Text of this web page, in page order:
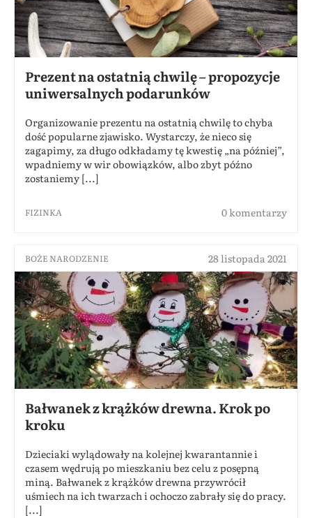
Prezent na ostatnią chwilę – propozycje
uniwersalnych podarunków
Organizowanie prezentu na ostatnią chwilę to chyba
dość popularne zjawisko. Wystarczy, że nieco się
zagapimy, za długo odkładamy tę kwestię „na później”,
wpadniemy w wir obowiązków, albo zbyt późno
zostaniemy [...]
FIZINKA 0 komentarzy
BOŻE NARODZENIE 28 listopada 2021
Bałwanek z krążków drewna. Krok po
kroku
Dzieciaki wylądowały na kolejnej kwarantannie i
czasem wędrują po mieszkaniu bez celu z posępną
miną. Bałwanek z krążków drewna przywrócił
uśmiech na ich twarzach i ochoczo zabrały się do pracy.
[...]